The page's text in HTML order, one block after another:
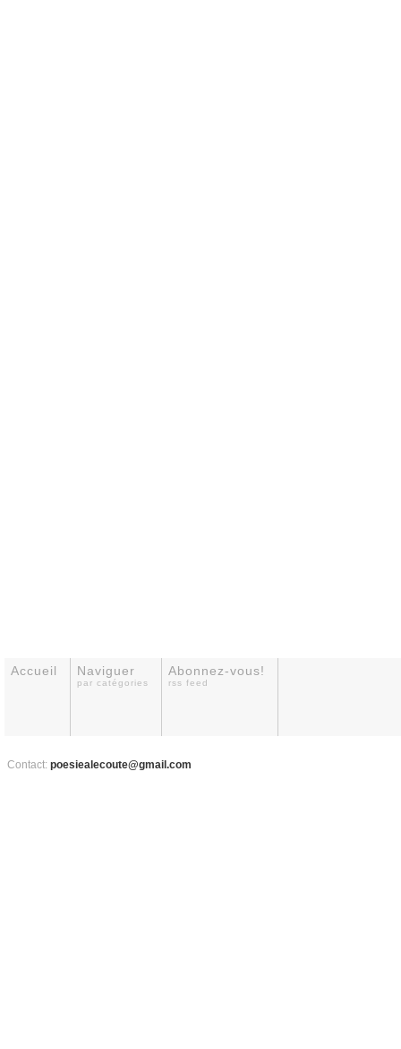
Accueil Naviguer
par catégories
Abonnez-vous!
rss feed
Contact: poesiealecoute@gmail.com